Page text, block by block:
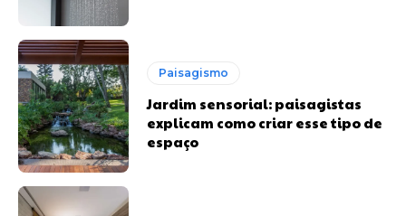
Paisagismo
Jardim sensorial: paisagistas
explicam como criar esse tipo de
espaço